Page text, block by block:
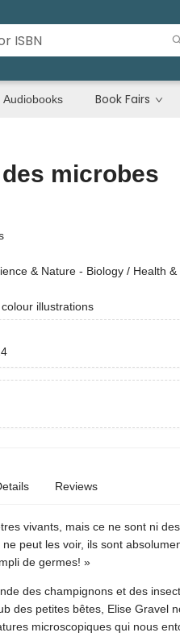
Audiobooks Book Fairs
microbes
& Nature - Biology / Health
colour illustrations
Reviews
vivants, mais ce ne sont ni
peut les voir, ils sont
de germes! »
des champignons et des
des petites bêtes, Elise Gravel
microscopiques qui nous